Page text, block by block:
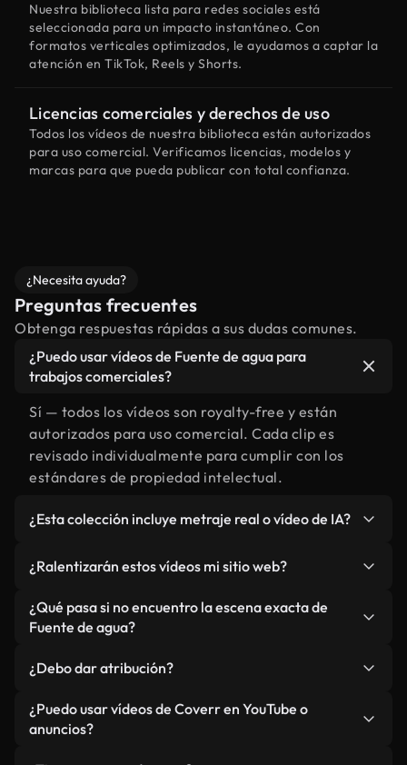
Nuestra biblioteca lista para redes sociales está
seleccionada para un impacto instantáneo. Con
formatos verticales optimizados, le ayudamos a captar la
atención en TikTok, Reels y Shorts.
Licencias comerciales y derechos de uso
Todos los vídeos de nuestra biblioteca están autorizados
para uso comercial. Verificamos licencias, modelos y
marcas para que pueda publicar con total confianza.
¿Necesita ayuda?
Preguntas frecuentes
Obtenga respuestas rápidas a sus dudas comunes.
¿Puedo usar vídeos de Fuente de agua para
trabajos comerciales?
Sí — todos los vídeos son royalty-free y están
autorizados para uso comercial. Cada clip es
revisado individualmente para cumplir con los
estándares de propiedad intelectual.
¿Esta colección incluye metraje real o vídeo de IA?
relacionado con Fuente de agua y vídeos
generados por IA. Todo está claramente
etiquetado.
¿Ralentizarán estos vídeos mi sitio web?
No si selecciona nuestras versiones optimizadas
para web, diseñadas específicamente para uso de
métricas como LCP.
¿Qué pasa si no encuentro la escena exacta de
Fuente de agua?
Studio. Describe la escena, como "Fuente de agua
al atardecer", y la IA la generará en segundos
conforme a nuestros estándares.
¿Debo dar atribución?
No es necesario. Todos los vídeos en nuestra
biblioteca son royalty-free, aunque siempre se
¿Puedo usar vídeos de Coverr en YouTube o
anuncios?